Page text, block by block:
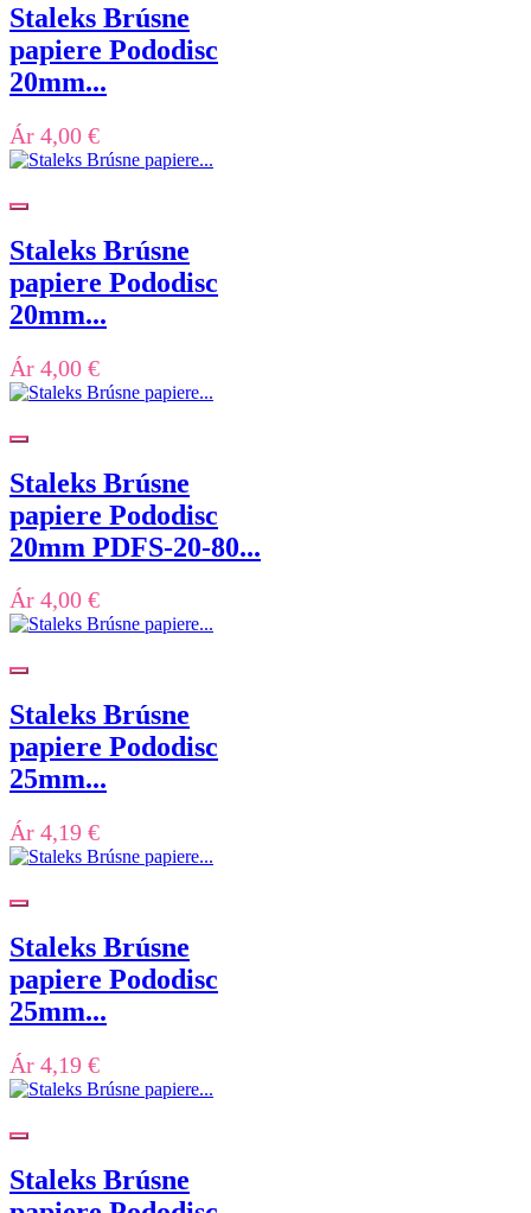
Staleks Brúsne
papiere Pododisc
20mm...
Ár 4,00 €
Staleks Brúsne
papiere Pododisc
20mm...
Ár 4,00 €
Staleks Brúsne
papiere Pododisc
20mm PDFS-20-80...
Ár 4,00 €
Staleks Brúsne
papiere Pododisc
25mm...
Ár 4,19 €
Staleks Brúsne
papiere Pododisc
25mm...
Ár 4,19 €
Staleks Brúsne